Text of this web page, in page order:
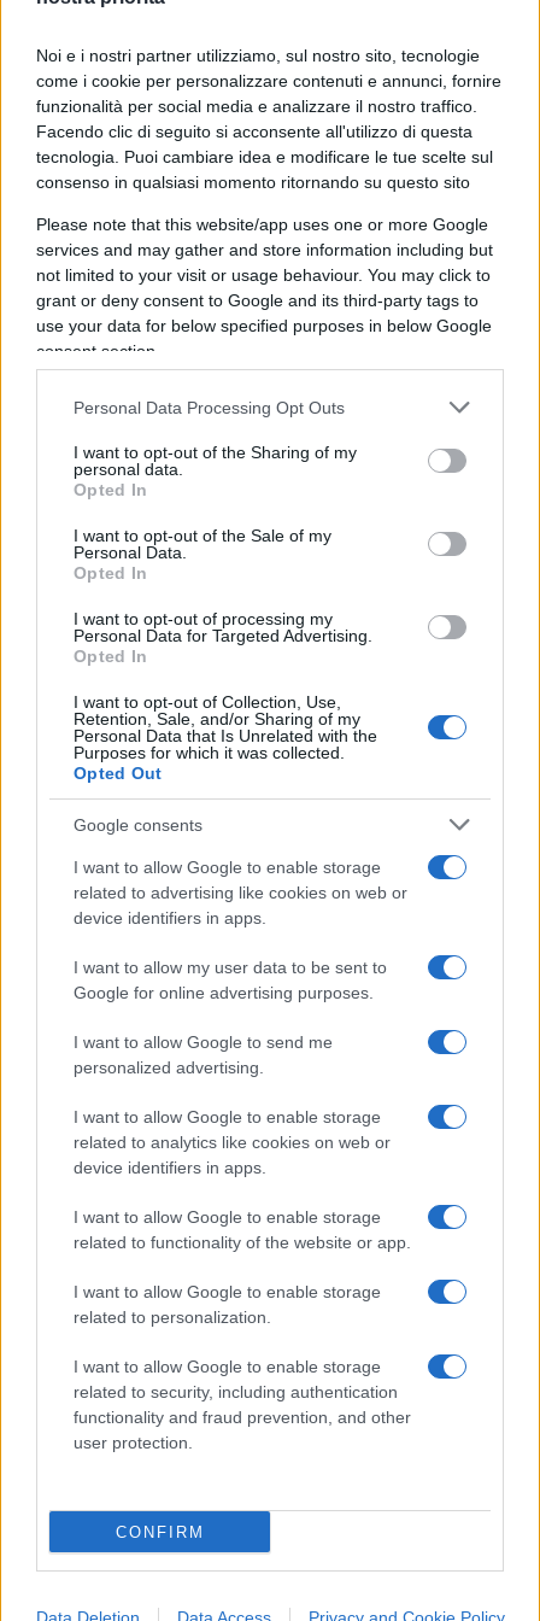
Noi e i nostri partner utilizziamo, sul nostro sito, tecnologie
come i cookie per personalizzare contenuti e annunci, fornire
funzionalità per social media e analizzare il nostro traffico.
Facendo clic di seguito si acconsente all'utilizzo di questa
tecnologia. Puoi cambiare idea e modificare le tue scelte sul
consenso in qualsiasi momento ritornando su questo sito
Please note that this website/app uses one or more Google
services and may gather and store information including but
not limited to your visit or usage behaviour. You may click to
grant or deny consent to Google and its third-party tags to
use your data for below specified purposes in below Google
consent section.
Personal Data Processing Opt Outs
I want to opt-out of the Sharing of my
personal data.
Opted In
I want to opt-out of the Sale of my
Personal Data.
Opted In
I want to opt-out of processing my
Personal Data for Targeted Advertising.
Opted In
I want to opt-out of Collection, Use,
Retention, Sale, and/or Sharing of my
Personal Data that Is Unrelated with the
Purposes for which it was collected.
Opted Out
Google consents
I want to allow Google to enable storage
related to advertising like cookies on web or
device identifiers in apps.
I want to allow my user data to be sent to
Google for online advertising purposes.
I want to allow Google to send me
personalized advertising.
I want to allow Google to enable storage
related to analytics like cookies on web or
device identifiers in apps.
I want to allow Google to enable storage
related to functionality of the website or app.
I want to allow Google to enable storage
related to personalization.
I want to allow Google to enable storage
related to security, including authentication
functionality and fraud prevention, and other
user protection.
CONFIRM
degli artefici del regime sanitario, il ministro della
Salute su tutti, di far passare la quarta stagione
scolastica sotto il giogo delle misure restrittive.
Sta di fatto che due fondamentali categorie della
nostra comunità nazionale, rappresentate dai
lavoratori privati e per l’appunto dai giovani che
impegnati nello studio, ovvero il nostro futuro,
subiscono ancora l’insensato obbligodi dover
svolgere la propria quotidiana attività con la
riguarda circa venti milioni di persone che
rappresentano di gran lunga, per età, la
componente della popolazione che nei riguardi
del coronavirus ha sempre corso un rischio assai
e non esistevano ancora in vaccini.
Adesso poi, con la sua mutazione in forme
sempre più benigne, la possibilità che uno
studente o un lavoratore possa ammalarsi
gravemente a causa delle ultime varianti del Sars-
Cov-2 è sempre minore.
Non solo, come sta
sostenendo da tempo il virologoAndrea Crisanti
che pare aver cambiato completamente
approccio, nell’attuale situazione sarebbe
addirittura preferibile far circolare il virus tra i
soggetti meno esposti, tra cui proprio i nostri
giovani, così da ottenere quella ben più efficace
immunità naturale che tanto non piace ai nostri
Pagina
28
SEDUTE SATIRICHE
Vignetta del 07/08/2026